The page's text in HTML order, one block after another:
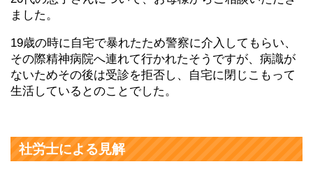
ました。
19歳の時に自宅で暴れたため警察に介入してもらい、
その際精神病院へ連れて行かれたそうですが、病識が
ないためその後は受診を拒否し、自宅に閉じこもって
生活しているとのことでした。
社労士による見解